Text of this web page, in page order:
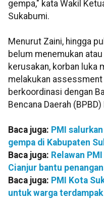
gempa," kata Wakil
Sukabumi.
Menurut Zaini, hingga
belum menemukan
kerusakan, korban luka
melakukan assessment
berkoordinasi dengan
Bencana Daerah
Baca juga: PMI
gempa di Kabupaten
Baca juga: Relawan
Cianjur bantu
Baca juga: PMI Kota
untuk warga